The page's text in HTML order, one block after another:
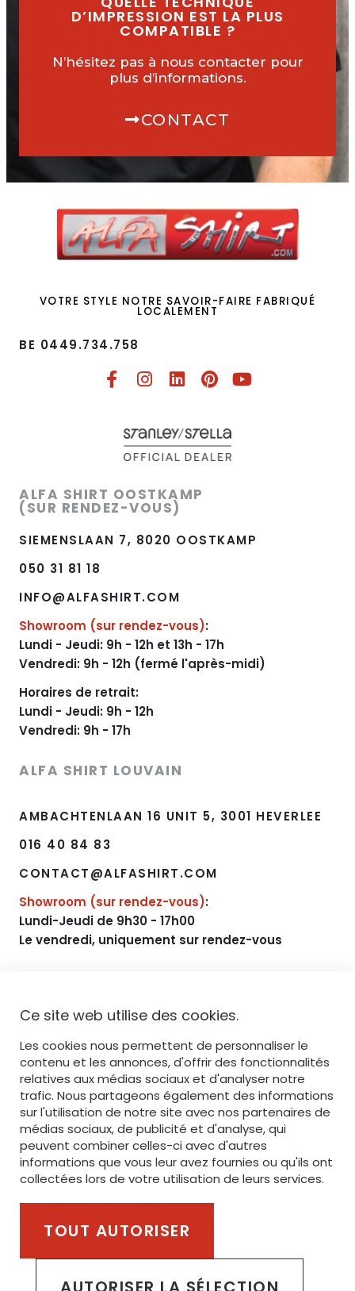
Ce site web utilise des cookies.
Les cookies nous permettent de personnaliser le
contenu et les annonces, d'offrir des fonctionnalités
relatives aux médias sociaux et d'analyser notre
trafic. Nous partageons également des informations
sur l'utilisation de notre site avec nos partenaires de
médias sociaux, de publicité et d'analyse, qui
peuvent combiner celles-ci avec d'autres
informations que vous leur avez fournies ou qu'ils ont
collectées lors de votre utilisation de leurs services.
TOUT AUTORISER
D’IMPRESSION EST LA PLUS
COMPATIBLE ?
N’hésitez pas à nous contacter pour
plus d’informations.
CONTACT
VOTRE STYLE NOTRE SAVOIR-FAIRE FABRIQUÉ
LOCALEMENT
BE 0449.734.758​
ALFA SHIRT OOSTKAMP
(SUR RENDEZ-VOUS)
SIEMENSLAAN 7, 8020 OOSTKAMP
050 31 81 18
INFO@ALFASHIRT.COM
Showroom (sur rendez-vous):
Lundi - Jeudi: 9h - 12h et 13h - 17h
Vendredi: 9h - 12h (fermé l'après-midi)
Horaires de retrait:
Lundi - Jeudi: 9h - 12h
Vendredi: 9h - 17h
ALFA SHIRT LOUVAIN
AMBACHTENLAAN 16 UNIT 5, 3001 HEVERLEE
016 40 84 83
CONTACT@ALFASHIRT.COM
Showroom (sur rendez-vous):
Lundi-Jeudi de 9h30 - 17h00
Le vendredi, uniquement sur rendez-vous
OFFRE
IMPRESSION
BRODERIE
SERVICE
STANLEY/STELLA
Membre du groupe van Steenberge Invest
POLITIQUE DE CONFIDENTIALITÉ